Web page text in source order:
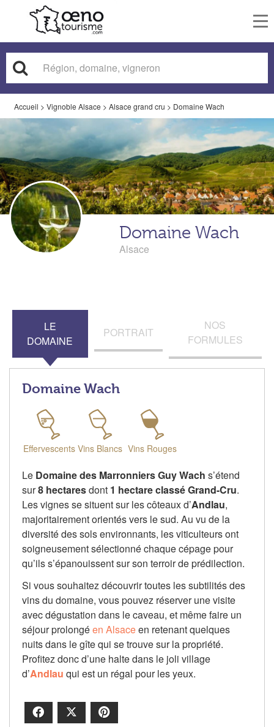
Accueil > Vignoble Alsace > Alsace grand cru > Domaine Wach
Domaine Wach
Alsace
LE
DOMAINE
PORTRAIT
NOS
FORMULES
Domaine Wach
Effervescents Vins Blancs Vins Rouges
Le Domaine des Marronniers Guy Wach s’étend
sur8 hectaresdont 1 hectare classé Grand-Cru.
Les vignes se situent sur les côteaux d’Andlau,
majoritairement orientés vers le sud. Au vu de la
diversité des sols environnants, les viticulteurs ont
soigneusement sélectionné chaque cépage pour
qu’ils s’épanouissent sur son terroir de prédilection.
Si vous souhaitez découvrir toutes les subtilités des
vins du domaine, vous pouvez réserver une visite
avec dégustation dans le caveau, et même faire un
séjour prolongéen Alsaceen retenant quelques
nuits dans le gîte qui se trouve sur la propriété.
Profitez donc d’une halte dans le joli village
d’Andlau qui est un régal pour les yeux.
Facebook